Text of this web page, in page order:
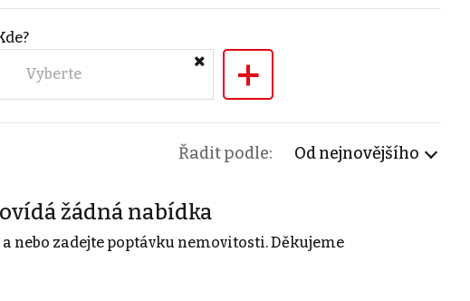
Vyberte +
Řadit podle: Od nejnovějšího
žádná nabídka
nebo zadejte poptávku nemovitosti. Děkujeme